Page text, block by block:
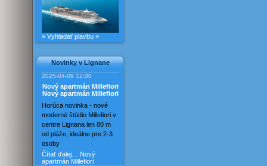
» Vyhladať plavbu »
Novinky v Lignane
2025-04-09 12:00
Nový apartmán Millefiori
Nový apartmán Millefiori
Horúca novinka - nové
moderné štúdio Millefiori v
centre Lignana len 80 m
od pláže, ideálne pre 2-3
osoby
Čítať ďalej… Nový
apartmán Millefiori